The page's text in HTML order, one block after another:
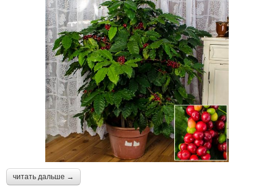
читать дальше →